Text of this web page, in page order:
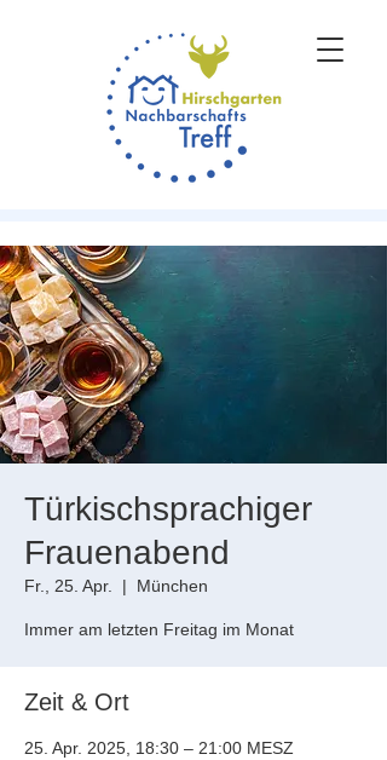
Türkischsprachiger
Frauenabend
Fr., 25. Apr.
  |
München
Zeit & Ort
25. Apr. 2025, 18:30 – 21:00 MESZ